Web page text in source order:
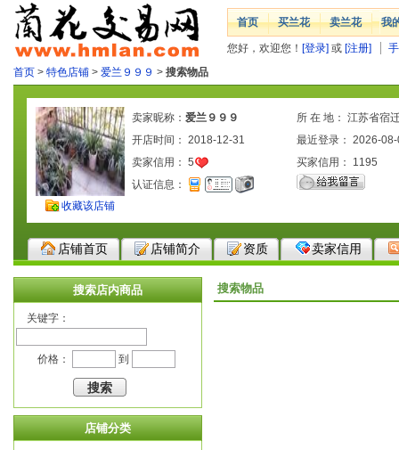
首页 买兰花 卖兰花 我
您好，欢迎您！ [登录] 或 [注册]
首页 > 特色店铺 > 爱兰９９９ > 搜索物品
收藏该店铺
卖家昵称： 爱兰９９９
所 在 地： 江苏省宿
开店时间： 2018-12-31
最近登录： 2026-
卖家信用： 5 买家信用： 1195
认证信息：
店铺首页 店铺简介 资质 卖家信用
搜索店内商品
关键字：
价格： 到
店铺分类
搜索物品